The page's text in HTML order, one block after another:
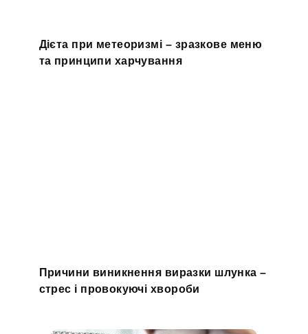
Дієта при метеоризмі – зразкове меню
та принципи харчування
Причини виникнення виразки шлунка –
стрес і провокуючі хвороби